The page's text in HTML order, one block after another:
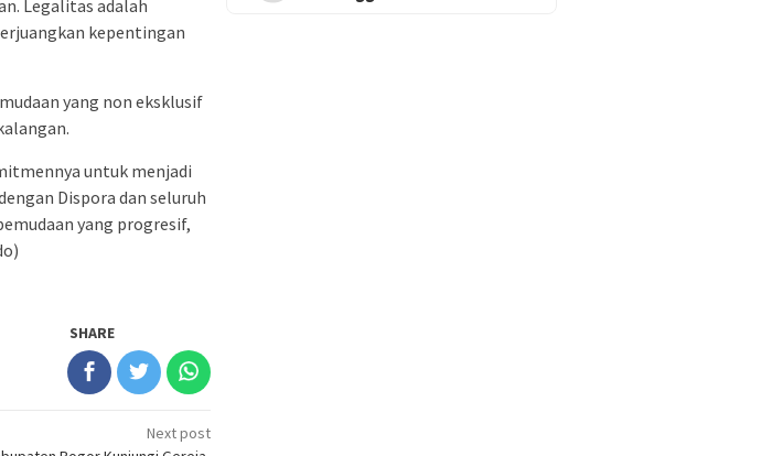
Legalitas adalah
kepentingan
yang non eksklusif
untuk menjadi
Dispora dan seluruh
yang progresif,
SHARE
Next post